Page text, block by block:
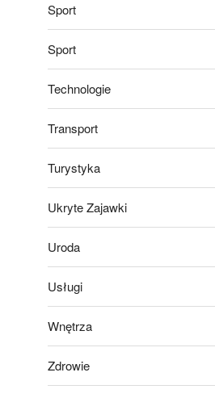
Sport
Sport
Technologie
Transport
Turystyka
Ukryte Zajawki
Uroda
Usługi
Wnętrza
Zdrowie